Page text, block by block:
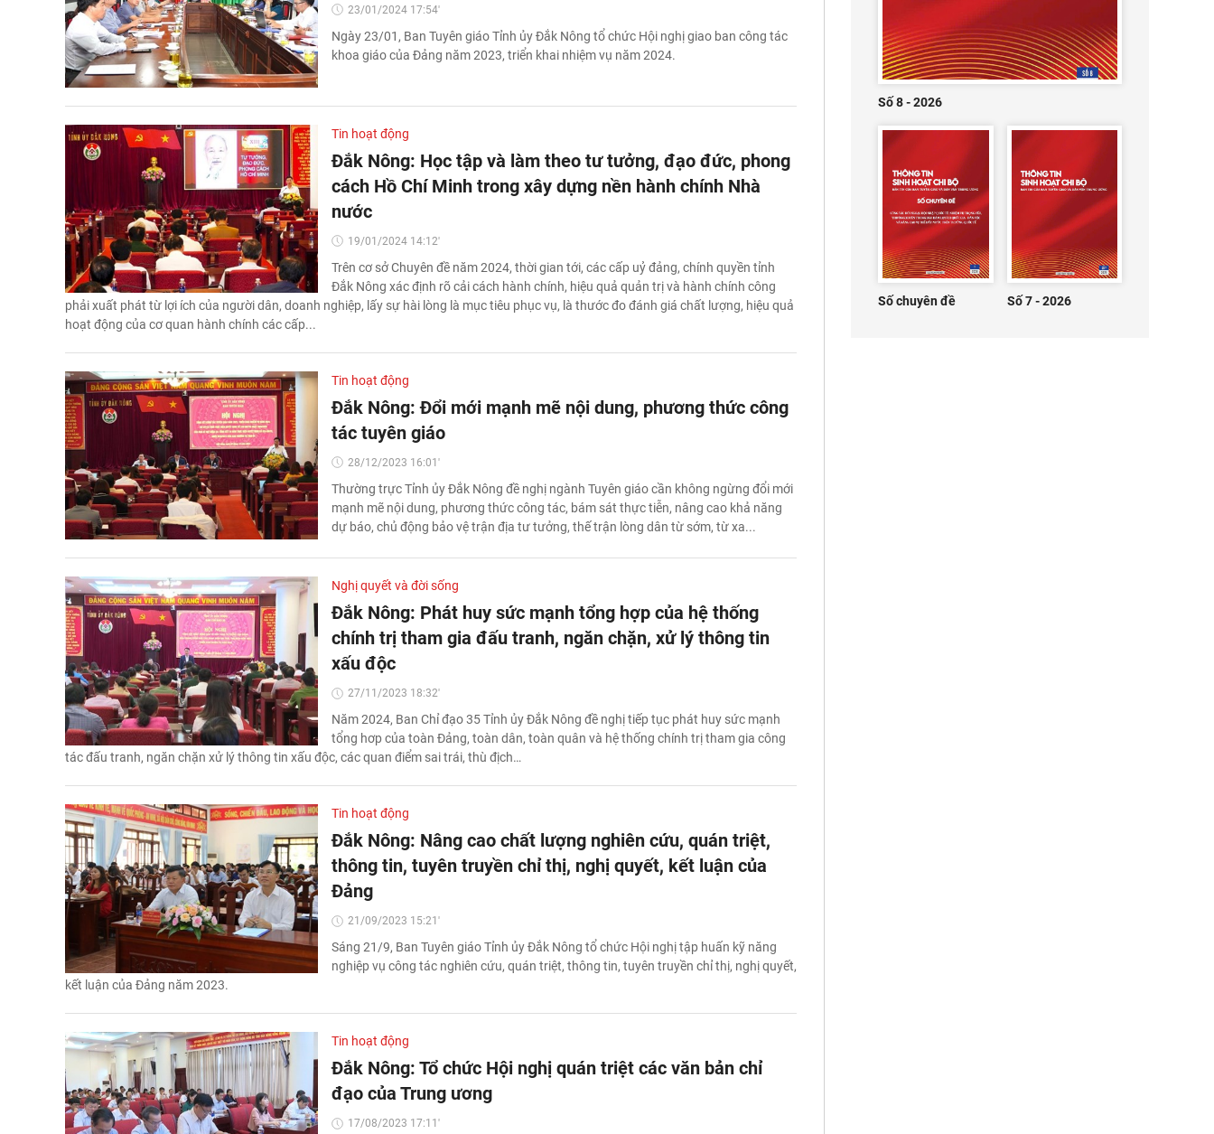
23/01/2024 17:54'
Ngày 23/01, Ban Tuyên giáo Tỉnh ủy Đắk Nông tổ chức Hội nghị giao ban công tác
khoa giáo của Đảng năm 2023, triển khai nhiệm vụ năm 2024.
Tin hoạt động
Đắk Nông: Học tập và làm theo tư tưởng, đạo đức, phong
cách Hồ Chí Minh trong xây dựng nền hành chính Nhà
nước
19/01/2024 14:12'
Trên cơ sở Chuyên đề năm 2024, thời gian tới, các cấp uỷ đảng, chính quyền tỉnh
Đắk Nông xác định rõ cải cách hành chính, hiệu quả quản trị và hành chính công
phải xuất phát từ lợi ích của người dân, doanh nghiệp, lấy sự hài lòng là mục tiêu phục vụ, là thước đo đánh giá chất lượng, hiệu quả
hoạt động của cơ quan hành chính các cấp...
Tin hoạt động
Đắk Nông: Đổi mới mạnh mẽ nội dung, phương thức công
tác tuyên giáo
28/12/2023 16:01'
Thường trực Tỉnh ủy Đắk Nông đề nghị ngành Tuyên giáo cần không ngừng đổi mới
mạnh mẽ nội dung, phương thức công tác, bám sát thực tiễn, nâng cao khả năng
dự báo, chủ động bảo vệ trận địa tư tưởng, thế trận lòng dân từ sớm, từ xa...
Nghị quyết và đời sống
Đắk Nông: Phát huy sức mạnh tổng hợp của hệ thống
chính trị tham gia đấu tranh, ngăn chặn, xử lý thông tin
xấu độc
27/11/2023 18:32'
Năm 2024, Ban Chỉ đạo 35 Tỉnh ủy Đắk Nông đề nghị tiếp tục phát huy sức mạnh
tổng hơp của toàn Đảng, toàn dân, toàn quân và hệ thống chính trị tham gia công
tác đấu tranh, ngăn chặn xử lý thông tin xấu độc, các quan điểm sai trái, thù địch…
Tin hoạt động
Đắk Nông: Nâng cao chất lượng nghiên cứu, quán triệt,
thông tin, tuyên truyền chỉ thị, nghị quyết, kết luận của
Đảng
21/09/2023 15:21'
Sáng 21/9, Ban Tuyên giáo Tỉnh ủy Đắk Nông tổ chức Hội nghị tập huấn kỹ năng
nghiệp vụ công tác nghiên cứu, quán triệt, thông tin, tuyên truyền chỉ thị, nghị quyết,
kết luận của Đảng năm 2023.
Tin hoạt động
Đắk Nông: Tổ chức Hội nghị quán triệt các văn bản chỉ
đạo của Trung ương
17/08/2023 17:11'
Số 8 - 2026
Số chuyên đề Số 7 - 2026